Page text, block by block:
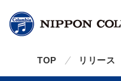
TOP リリース